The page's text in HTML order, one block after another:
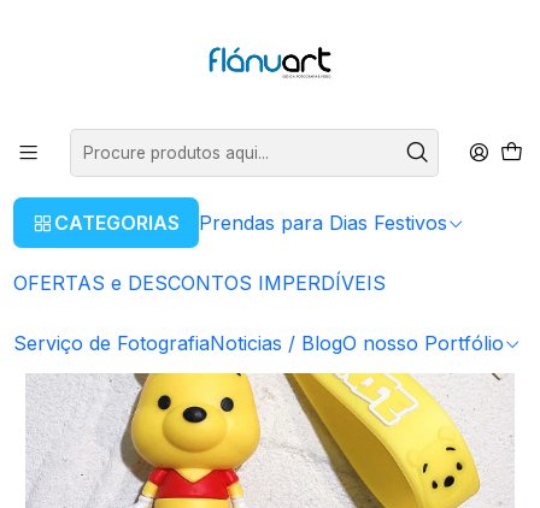
CATEGORIAS Prendas para Dias Festivos
OFERTAS e DESCONTOS IMPERDÍVEIS
Serviço de FotografiaNoticias / BlogO nosso Portfólio
Artigos Personalizados Porta - Chaves